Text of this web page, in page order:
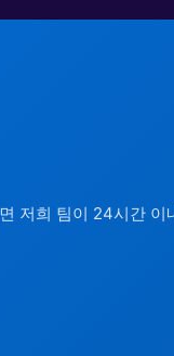
저희 팀이 24시간 이